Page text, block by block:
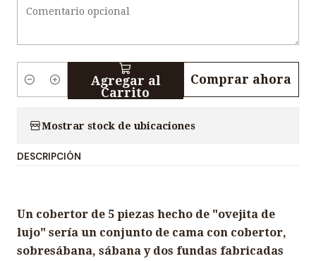
i
d
Agregar al
Carrito
Comprar ahora
Mostrar stock de ubicaciones
DESCRIPCIÓN
Un cobertor de 5 piezas hecho de "ovejita de
lujo" sería un conjunto de cama con cobertor,
sobresábana, sábana y dos fundas fabricadas